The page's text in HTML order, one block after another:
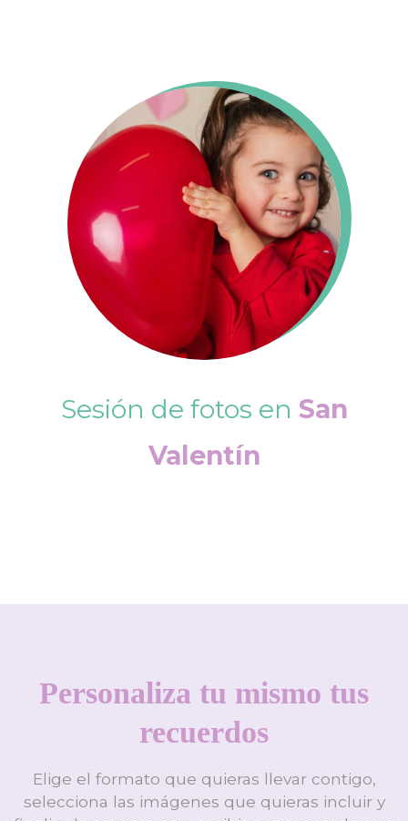
Sesión de fotos en San
Valentín
Personaliza tu mismo tus
recuerdos
Elige el formato que quieras llevar contigo,
selecciona las imágenes que quieras incluir y